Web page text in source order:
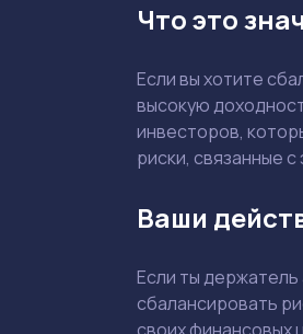
Что это
Если вы хотите
высокую
инвесторов,
риски, связанные
Ваши
Если ты
сбалансировать